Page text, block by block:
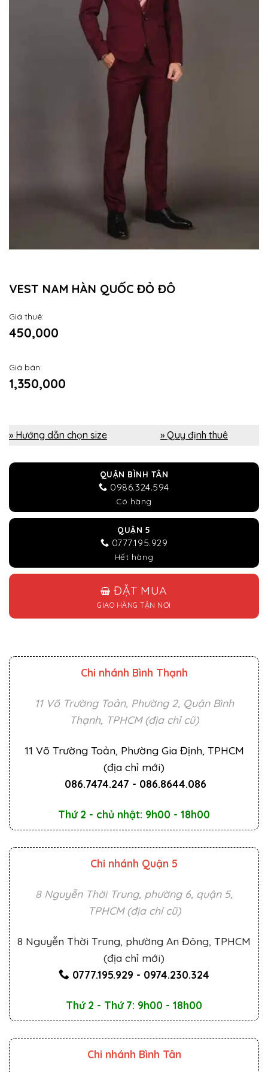
VEST NAM HÀN QUỐC ĐỎ ĐÔ
Giá thuê:
450,000
Giá bán:
1,350,000
» Hướng dẫn chọn size » Quy định thuê
QUẬN BÌNH TÂN
0986.324.594
Có hàng
QUẬN 5
0777.195.929
Hết hàng
ĐẶT MUA
GIAO HÀNG TẬN NƠI
Chi nhánh Bình Thạnh
11 Võ Trường Toản, Phường 2, Quận Bình
Thạnh, TPHCM (địa chỉ cũ)
11 Võ Trường Toản, Phường Gia Định, TPHCM
(địa chỉ mới)
086.7474.247 - 086.8644.086
Thứ 2 - chủ nhật: 9h00 - 18h00
Chi nhánh Quận 5
8 Nguyễn Thời Trung, phường 6, quận 5,
TPHCM (địa chỉ cũ)
8 Nguyễn Thời Trung, phường An Đông, TPHCM
(địa chỉ mới)
0777.195.929 - 0974.230.324
Thứ 2 - Thứ 7: 9h00 - 18h00
Chi nhánh Bình Tân